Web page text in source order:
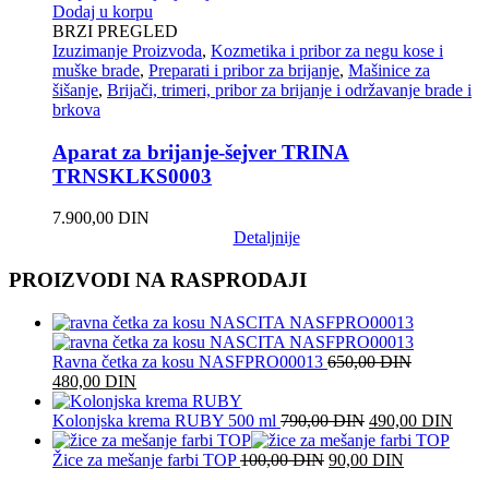
Dodaj u korpu
BRZI PREGLED
Izuzimanje Proizvoda, Kozmetika i pribor za negu kose i
muške brade, Preparati i pribor za brijanje, Mašinice za
šišanje, Brijači, trimeri, pribor za brijanje i održavanje brade i
brkova
Aparat za brijanje-šejver TRINA
TRNSKLKS0003
7.900,00 DIN
Detaljnije
PROIZVODI NA RASPRODAJI
Ravna četka za kosu NASFPRO00013 650,00DIN
480,00 DIN
Kolonjska krema RUBY 500 ml 790,00DIN Originalna
cena
je
490,00 DIN
Žice za mešanje farbi TOP 100,00DIN 90,00 DIN